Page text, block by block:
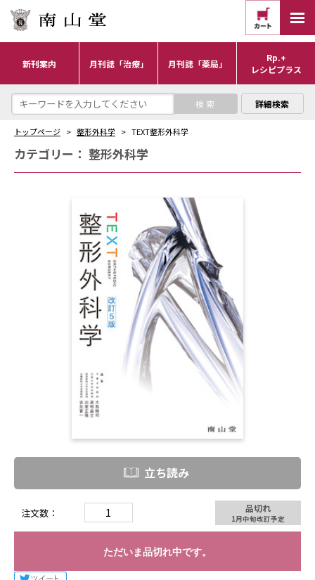
新刊案内 月刊誌「治療」 月刊誌「薬局」
Rp.+
レシピプラス
詳細検索
トップページ 整形外科学 TEXT整形外科学
カテゴリー： 整形外科学
立ち読み
注文数： 品切れ
1月中旬改訂予定
ただいま品切れ中です。